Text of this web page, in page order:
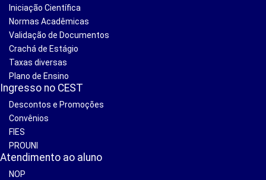
Iniciação Científica
Normas Acadêmicas
Validação de Documentos
Crachá de Estágio
Taxas diversas
Plano de Ensino
Ingresso no CEST
Descontos e Promoções
Convênios
FIES
PROUNI
Atendimento ao aluno
NOP